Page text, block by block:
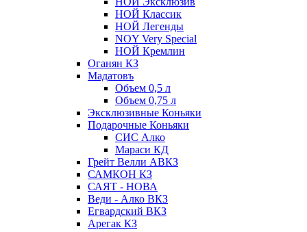
НОЙ Классик
НОЙ Легенды
NOY Very Speсial
НОЙ Кремлин
Оганян КЗ
Мадатовъ
Объем 0,5 л
Объем 0,75 л
Эксклюзивные Коньяки
Подарочные Коньяки
СИС Алко
Мараси КД
Грейт Велли АВКЗ
САМКОН КЗ
САЯТ - НОВА
Веди - Алко ВКЗ
Егвардский ВКЗ
Арегак КЗ